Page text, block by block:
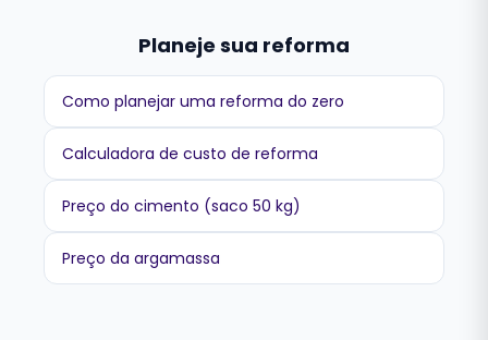
Planeje sua reforma
Como planejar uma reforma do zero
Calculadora de custo de reforma
Preço do cimento (saco 50 kg)
Preço da argamassa